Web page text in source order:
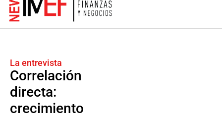
La entrevista
Correlación
directa:
crecimiento